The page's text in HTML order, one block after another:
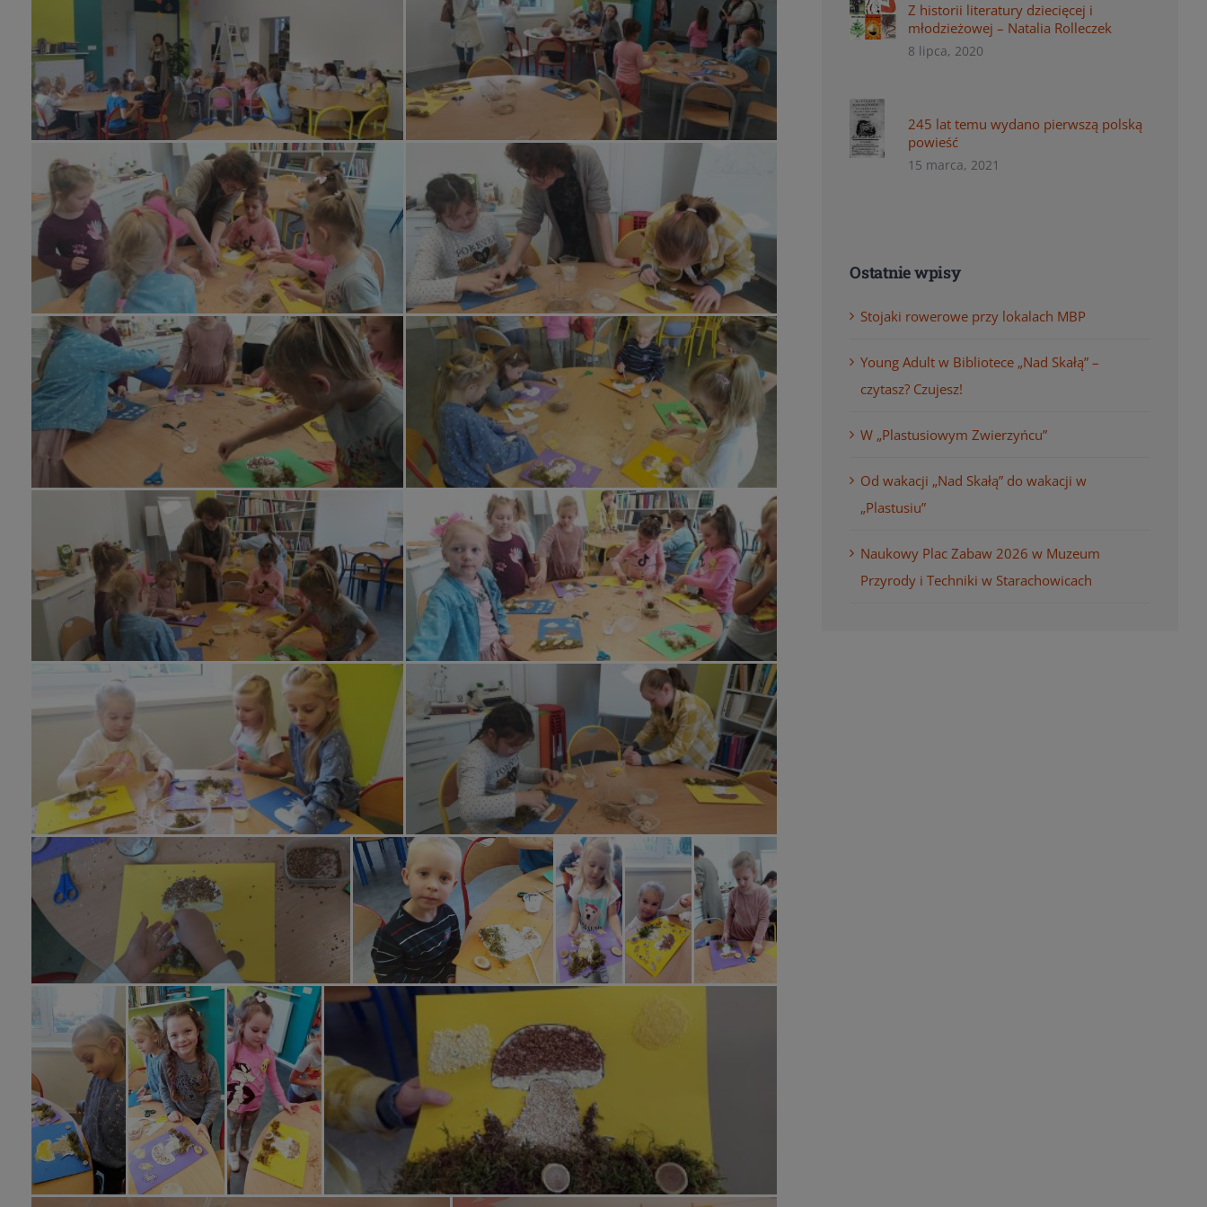
Z historii literatury dziecięcej i
młodzieżowej – Natalia Rolleczek
8 lipca, 2020
245 lat temu wydano pierwszą polską
powieść
15 marca, 2021
Ostatnie wpisy
Stojaki rowerowe przy lokalach MBP
Young Adult w Bibliotece „Nad Skałą” –
czytasz? Czujesz!
W „Plastusiowym Zwierzyńcu”
Od wakacji „Nad Skałą” do wakacji w
„Plastusiu”
Naukowy Plac Zabaw 2026 w Muzeum
Przyrody i Techniki w Starachowicach